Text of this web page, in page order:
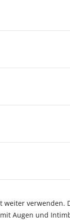
verwenden.
Augen und